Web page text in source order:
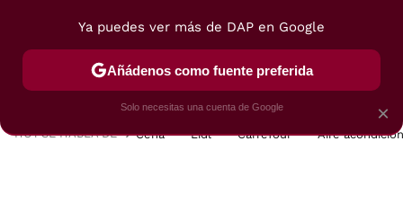
POSTRES VIAJES SELECCIÓN VEGUI
HOY SE HABLA DE Cena Lidl Carrefour Aire
×
Ya puedes ver más de DAP en Google
Añádenos como fuente preferida
Solo necesitas una cuenta de Google